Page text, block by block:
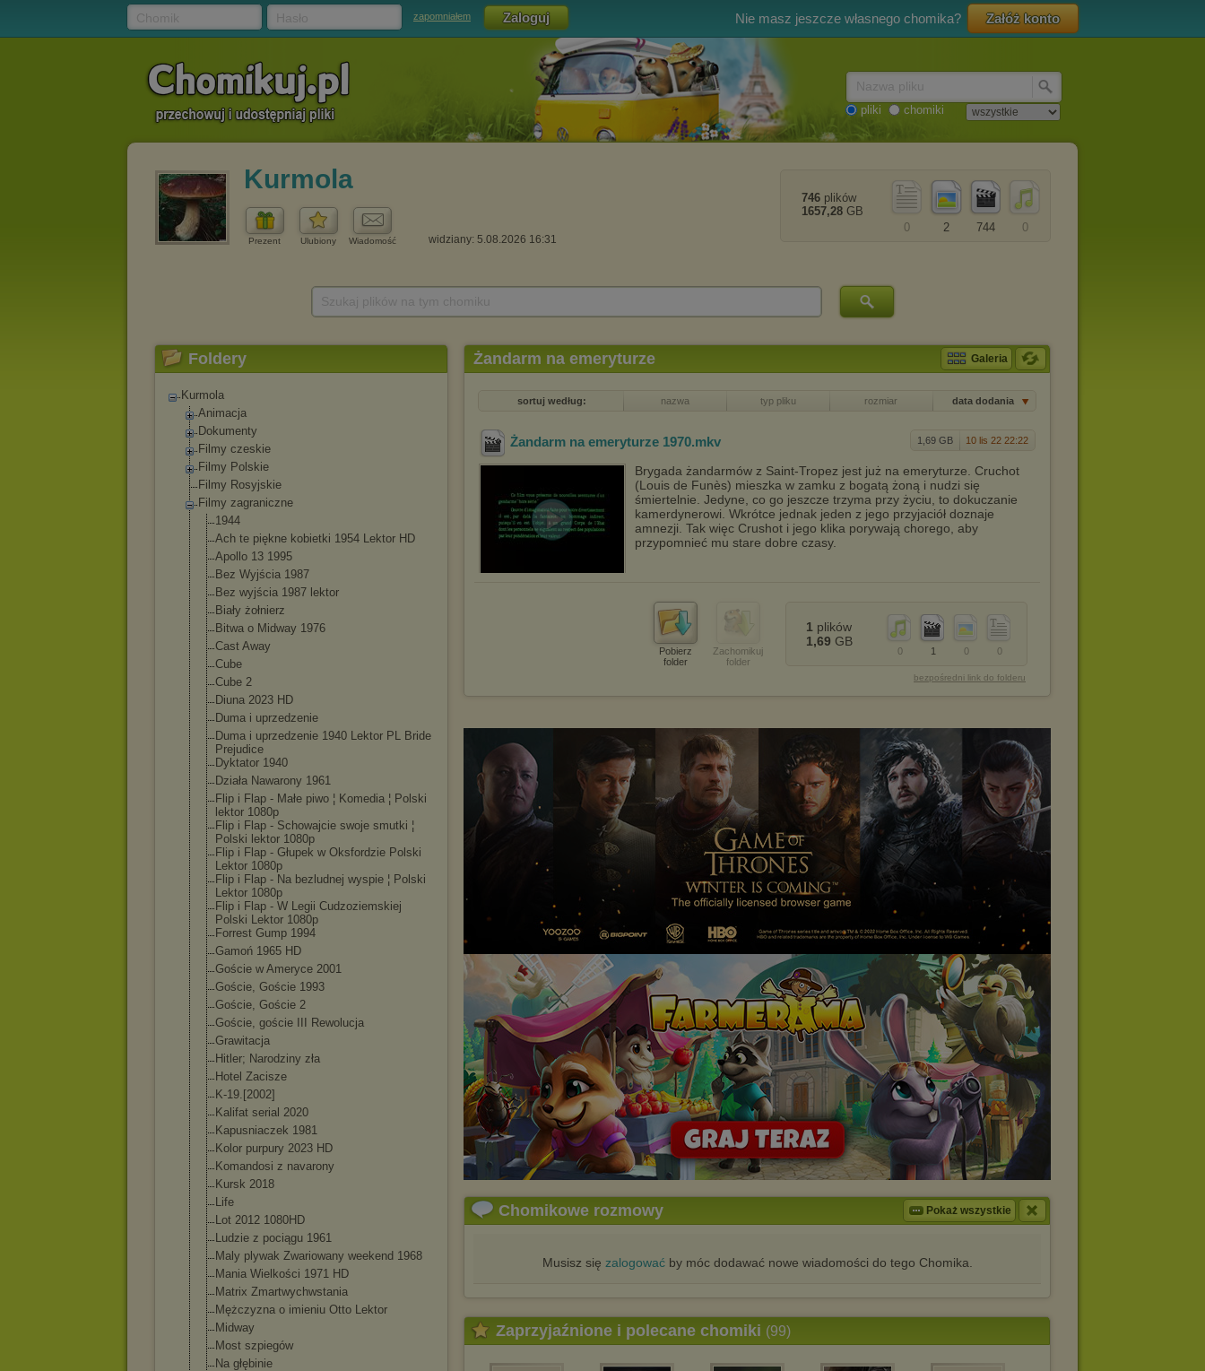
zapomniałem Nie masz jeszcze własnego chomika? Załóż konto
pliki chomiki
Kurmola
Prezent Ulubiony Wiadomość widziany: 5.08.2026 16:31
0
744
2
0
746 plików
1657,28 GB
Foldery
Kurmola
Animacja
Dokumenty
Filmy czeskie
Filmy Polskie
Filmy Rosyjskie
Filmy zagraniczne
1944
Ach te piękne kobietki 1954 Lektor HD
Apollo 13 1995
Bez Wyjścia 1987
Bez wyjścia 1987 lektor
Biały żołnierz
Bitwa o Midway 1976
Cast Away
Cube
Cube 2
Diuna 2023 HD
Duma i uprzedzenie
Duma i uprzedzenie 1940 Lektor PL Bride
Prejudice
Dyktator 1940
Działa Nawarony 1961
Flip i Flap - Małe piwo ¦ Komedia ¦ Polski
lektor 1080p
Flip i Flap - Schowajcie swoje smutki ¦
Polski lektor 1080p
Flip i Flap - Głupek w Oksfordzie Polski
Lektor 1080p
Flip i Flap - Na bezludnej wyspie ¦ Polski
Lektor 1080p
Flip i Flap - W Legii Cudzoziemskiej
Polski Lektor 1080p
Forrest Gump 1994
Gamoń 1965 HD
Goście w Ameryce 2001
Goście, Goście 1993
Goście, Goście 2
Goście, goście III Rewolucja
Grawitacja
Hitler; Narodziny zła
Hotel Zacisze
K-19.[2002]
Kalifat serial 2020
Kapusniaczek 1981
Kolor purpury 2023 HD
Komandosi z navarony
Kursk 2018
Life
Lot 2012 1080HD
Ludzie z pociągu 1961
Maly plywak Zwariowany weekend 1968
Mania Wielkości 1971 HD
Matrix Zmartwychwstania
Mężczyzna o imieniu Otto Lektor
Midway
Most szpiegów
Na głębinie
Żandarm na emeryturze Galeria
sortuj według: nazwa typ pliku rozmiar data dodania
1,69 GB 10 lis 22 22:22
Żandarm na emeryturze 1970.mkv
Brygada żandarmów z Saint-Tropez jest już na emeryturze. Cruchot
(Louis de Funès) mieszka w zamku z bogatą żoną i nudzi się
śmiertelnie. Jedyne, co go jeszcze trzyma przy życiu, to dokuczanie
kamerdynerowi. Wkrótce jednak jeden z jego przyjaciół doznaje
amnezji. Tak więc Crushot i jego klika porywają chorego, aby
przypomnieć mu stare dobre czasy.
Pobierz
folder
Zachomikuj
folder
0
0
1
0
1 plików
1,69 GB
bezpośredni link do folderu
Chomikowe rozmowy Pokaż wszystkie
Musisz się zalogowaćby móc dodawać nowe wiadomości do tego Chomika.
Zaprzyjaźnione i polecane chomiki (99)